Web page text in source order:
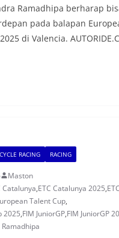
Ramadhipa berharap
pada balapan
di Valencia.
RACING RACING
Maston
Catalunya,ETC Catalunya 2025,
Talent Cup,
2025,FIM JuniorGP,FIM JuniorGP